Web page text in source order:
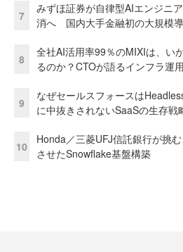
7
みずほ証券が自律型AIエンジニ
消へ 国内大手金融初の大規模
8
全社AI活用率99％のMIXIは、い
るのか？CTOが語るインフラ運
9
なぜセールスフォースは
に中抜きされないSaaSの生存戦
10
Honda／三菱UFJ信託銀行が挑む
させたSnowflake基盤構築